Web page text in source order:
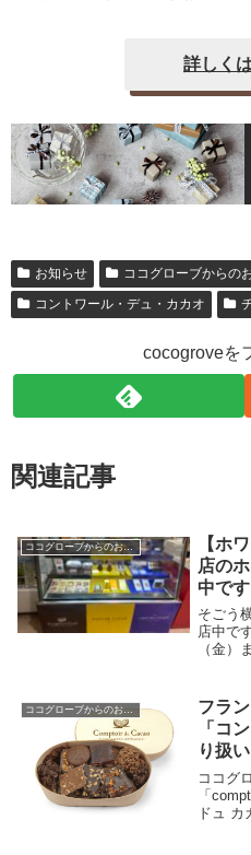
詳しく
お知らせ
ココグローブからの
コントワール・デュ・カカオ
cocogroveを
関連記事
ココグローブからのお知らせ
【ホ
店の
中で
3月14
そごう
店中で
（金
リルリ
ぜ...
ココグローブからのお知らせ
フラ
「コ
り扱
ココグ
「
ドュ カ